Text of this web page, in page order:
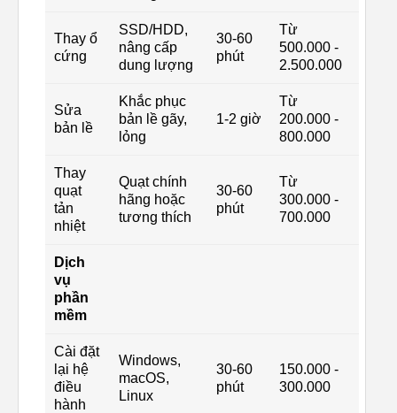
Thay ổ
cứng
SSD/HDD,
nâng cấp
dung lượng
30-60
phút
Từ
500.000 -
2.500.000
Sửa
bản lề
Khắc phục
bản lề gãy,
lỏng
1-2 giờ
Từ
200.000 -
800.000
Thay
quạt
tản
nhiệt
Quạt chính
hãng hoặc
tương thích
30-60
phút
Từ
300.000 -
700.000
Dịch
vụ
phần
mềm
Cài đặt
lại hệ
điều
hành
Windows,
macOS,
Linux
30-60
phút
150.000 -
300.000